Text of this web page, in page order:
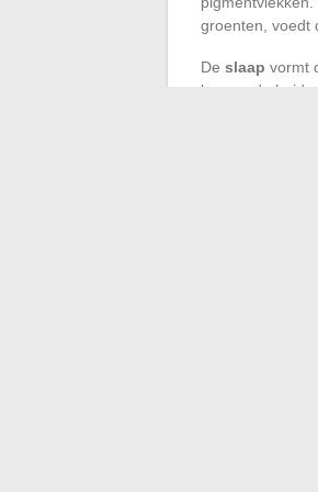
groenten, voedt
De slaap vormt
kamer: de huid